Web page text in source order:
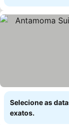
Selecione as
exatos.